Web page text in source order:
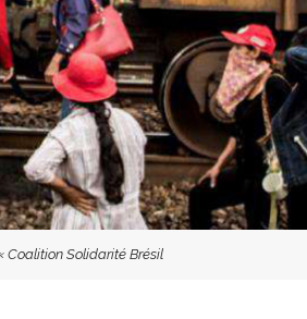
Coalition Solidarité Brésil